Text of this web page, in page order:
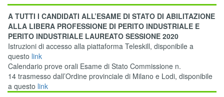
A TUTTI I CANDIDATI ALL’ESAME DI STATO DI ABILITAZIONE
ALLA LIBERA PROFESSIONE DI PERITO INDUSTRIALE E
PERITO INDUSTRIALE LAUREATO SESSIONE 2020
Istruzioni di accesso alla piattaforma Teleskill, disponibile a
questo link
Calendario prove orali Esame di Stato Commissione n.
14 trasmesso dall’Ordine provinciale di Milano e Lodi, disponibile
a questo link